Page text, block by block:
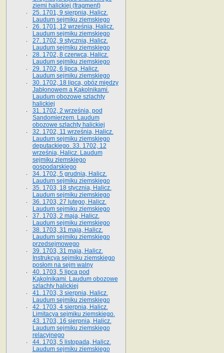
ziemi halickiej (fragment)
25. 1701, 9 sierpnia, Halicz.
Laudum sejmiku ziemskiego
26. 1701, 12 września, Halicz.
Laudum sejmiku ziemskiego
27. 1702, 9 stycznia, Halicz.
Laudum sejmiku ziemskiego
28. 1702, 8 czerwca, Halicz.
Laudum sejmiku ziemskiego
29. 1702, 6 lipca, Halicz.
Laudum sejmiku ziemskiego
30. 1702, 18 lipca, obóz między
Jabłonowem a Kąkolnikami.
Laudum obozowe szlachty
halickiej
31. 1702, 2 września, pod
Sandomierzem. Laudum
obozowe szlachty halickiej
32. 1702, 11 września, Halicz.
Laudum sejmiku ziemskiego
deputackiego. 33. 1702, 12
września, Halicz. Laudum
sejmiku ziemskiego
gospodarskiego
34. 1702, 5 grudnia, Halicz.
Laudum sejmiku ziemskiego
35. 1703, 18 stycznia, Halicz.
Laudum sejmiku ziemskiego
36. 1703, 27 lutego, Halicz.
Laudum sejmiku ziemskiego
37. 1703, 2 maja, Halicz.
Laudum sejmiku ziemskiego
38. 1703, 31 maja, Halicz.
Laudum sejmiku ziemskiego
przedsejmowego
39. 1703, 31 maja, Halicz.
Instrukcya sejmiku ziemskiego
posłom na sejm walny
40. 1703, 5 lipca pod
Kąkolnikami. Laudum obozowe
szlachty halickiej
41­. 1703, 3 sierpnia, Halicz.
Laudum sejmiku ziemskiego
42. 1703, 4 sierpnia, Halicz.
Limitacya sejmiku ziemskiego.
43. 1703, 16 sierpnia, Halicz.
Laudum sejmiku ziemskiego
relacyjnego
44. 1703, 5 listopada, Halicz.
Laudum sejmiku ziemskiego